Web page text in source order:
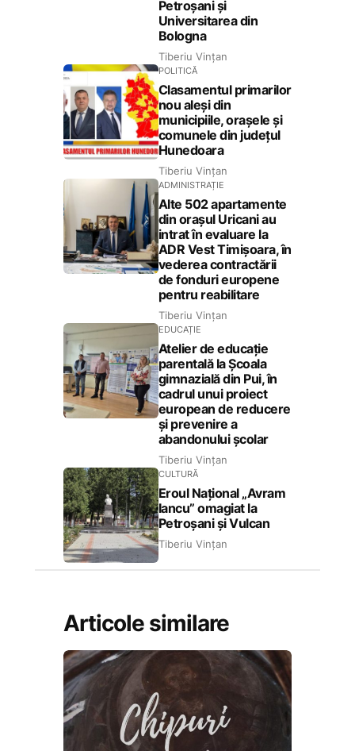
Petroșani și
Universitarea din
Bologna
Tiberiu Vințan
POLITICĂ
Clasamentul primarilor
nou aleși din
municipiile, orașele și
comunele din județul
Hunedoara
Tiberiu Vințan
ADMINISTRAȚIE
Alte 502 apartamente
din orașul Uricani au
intrat în evaluare la
ADR Vest Timișoara, în
vederea contractării
de fonduri europene
pentru reabilitare
Tiberiu Vințan
EDUCAȚIE
Atelier de educație
parentală la Școala
gimnazială din Pui, în
cadrul unui proiect
european de reducere
și prevenire a
abandonului școlar
Tiberiu Vințan
CULTURĂ
Eroul Național „Avram
Iancu” omagiat la
Petroșani și Vulcan
Tiberiu Vințan
Articole similare